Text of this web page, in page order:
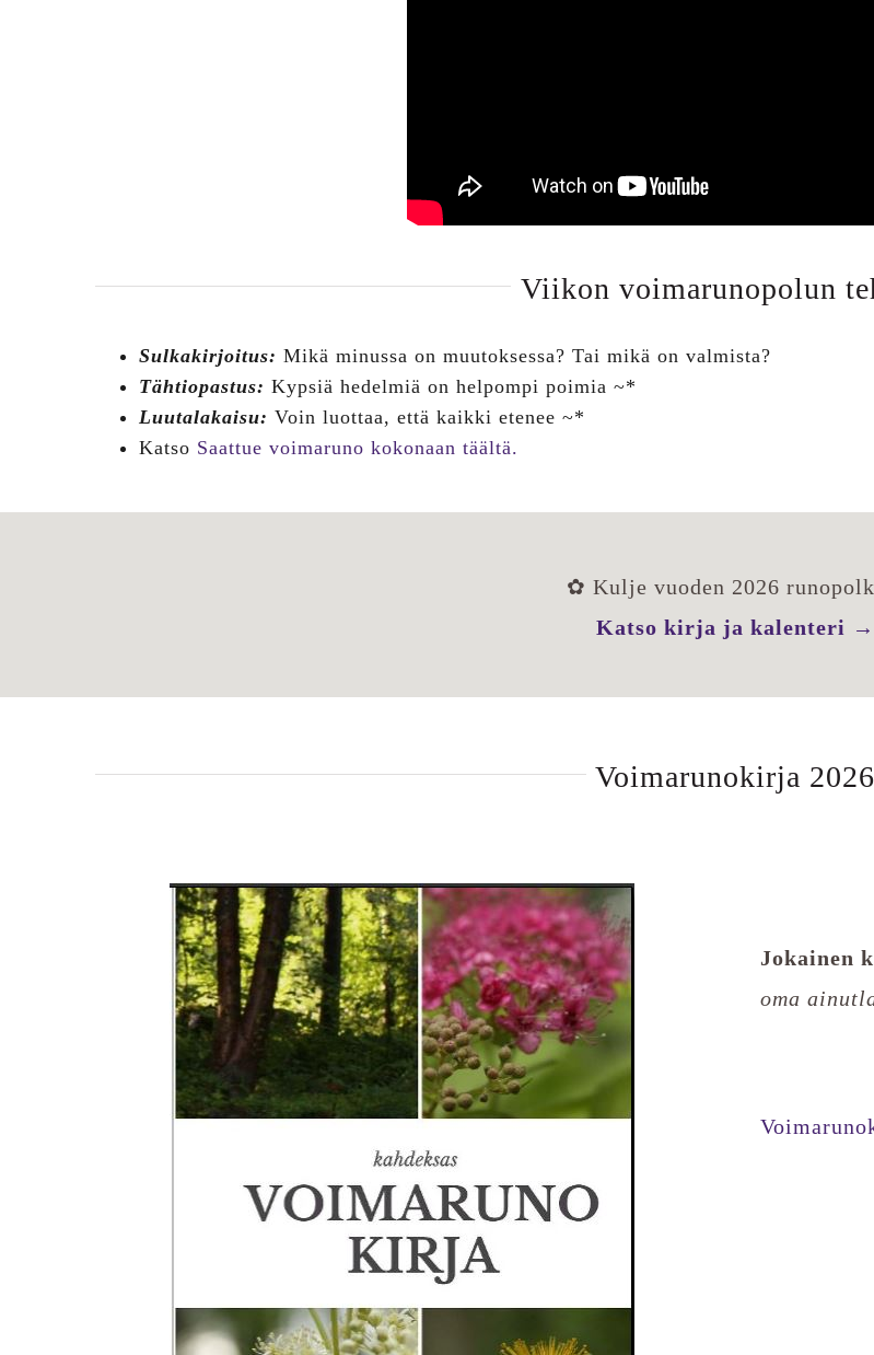
Viikon voimarunopolun
Sulkakirjoitus: Mikä minussa on muutoksessa? Tai mikä on valmista?
Tähtiopastus: Kypsiä hedelmiä on helpompi poimia ~*
Luutalakaisu: Voin luottaa, että kaikki etenee ~*
Katso Saattue voimaruno kokonaan täältä.
✿ Kulje vuoden 2026
Katso kirja ja kalenteri →
Voimarunokirja 2026
Jokainen
oma